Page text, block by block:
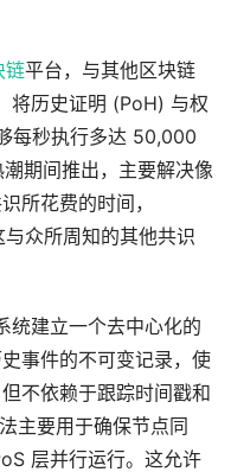
链平台，与其他区块链
将历史证明 (PoH) 与权
每秒执行多达 50,000
期间推出，主要解决像
所花费的时间，
众所周知的其他共识
统建立一个去中心化的
事件的不可变记录，使
不依赖于跟踪时间戳和
主要用于确保节点同
层并行运行。这允许